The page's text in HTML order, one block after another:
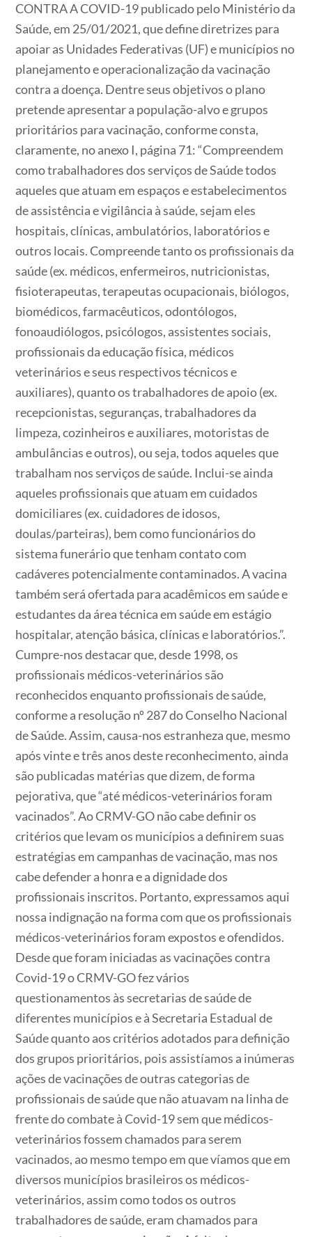
CONTRA A COVID-19 publicado pelo Ministério da
Saúde, em 25/01/2021, que define diretrizes para
apoiar as Unidades Federativas (UF) e municípios no
planejamento e operacionalização da vacinação
contra a doença. Dentre seus objetivos o plano
pretende apresentar a população-alvo e grupos
prioritários para vacinação, conforme consta,
claramente, no anexo I, página 71: “Compreendem
como trabalhadores dos serviços de Saúde todos
aqueles que atuam em espaços e estabelecimentos
de assistência e vigilância à saúde, sejam eles
hospitais, clínicas, ambulatórios, laboratórios e
outros locais. Compreende tanto os profissionais da
saúde (ex. médicos, enfermeiros, nutricionistas,
fisioterapeutas, terapeutas ocupacionais, biólogos,
biomédicos, farmacêuticos, odontólogos,
fonoaudiólogos, psicólogos, assistentes sociais,
profissionais da educação física, médicos
veterinários e seus respectivos técnicos e
auxiliares), quanto os trabalhadores de apoio (ex.
recepcionistas, seguranças, trabalhadores da
limpeza, cozinheiros e auxiliares, motoristas de
ambulâncias e outros), ou seja, todos aqueles que
trabalham nos serviços de saúde. Inclui-se ainda
aqueles profissionais que atuam em cuidados
domiciliares (ex. cuidadores de idosos,
doulas/parteiras), bem como funcionários do
sistema funerário que tenham contato com
cadáveres potencialmente contaminados. A vacina
também será ofertada para acadêmicos em saúde e
estudantes da área técnica em saúde em estágio
hospitalar, atenção básica, clínicas e laboratórios.”.
Cumpre-nos destacar que, desde 1998, os
profissionais médicos-veterinários são
reconhecidos enquanto profissionais de saúde,
conforme a resolução nº 287 do Conselho Nacional
de Saúde. Assim, causa-nos estranheza que, mesmo
após vinte e três anos deste reconhecimento, ainda
são publicadas matérias que dizem, de forma
pejorativa, que “até médicos-veterinários foram
vacinados”. Ao CRMV-GO não cabe definir os
critérios que levam os municípios a definirem suas
estratégias em campanhas de vacinação, mas nos
cabe defender a honra e a dignidade dos
profissionais inscritos. Portanto, expressamos aqui
nossa indignação na forma com que os profissionais
médicos-veterinários foram expostos e ofendidos.
Desde que foram iniciadas as vacinações contra
Covid-19 o CRMV-GO fez vários
questionamentos às secretarias de saúde de
diferentes municípios e à Secretaria Estadual de
Saúde quanto aos critérios adotados para definição
dos grupos prioritários, pois assistíamos a inúmeras
ações de vacinações de outras categorias de
profissionais de saúde que não atuavam na linha de
frente do combate à Covid-19 sem que médicos-
veterinários fossem chamados para serem
vacinados, ao mesmo tempo em que víamos que em
diversos municípios brasileiros os médicos-
veterinários, assim como todos os outros
trabalhadores de saúde, eram chamados para